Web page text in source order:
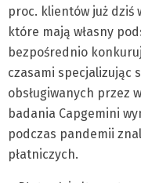
proc. klientów już dziś
które mają własny
bezpośrednio
czasami specjalizując
obsługiwanych przez
badania Capgemini
podczas pandemii
płatniczych.